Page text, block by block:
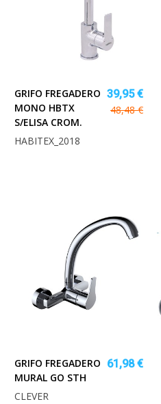
GRIFO FREGADERO
MONO HBTX
S/ELISA CROM.
39,95 €
48,48 €
HABITEX_2018
GRIFO FREGADERO
MURAL GO STH
61,98 €
CLEVER